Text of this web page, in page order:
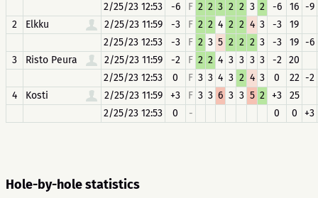
2/25/23 12:53
-6 F 2 2 3 2 2 3 2 -6 16 -9
2
Elkku 2/25/23 11:59 -3 F 2 2 4 2 2 4 3 -3
19
2/25/23 12:53
-3 F 2 3 5 2 2 2 3 -3 19 -6
3
Risto Peura 2/25/23 11:59 -2 F 2 2 4 3 3 3 3 -2
20
2/25/23 12:53
0 F 3 3 4 3 2 4 3 0 22 -2
4
Kosti 2/25/23 11:59 +3 F 3 3 6 3 3 5 2 +3
25
2/25/23 12:53
0 - 0 0 +3
Hole-by-hole statistics